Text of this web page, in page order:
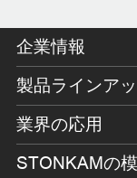
企業情報
製品ラインア
業界の応用
STONKAMの